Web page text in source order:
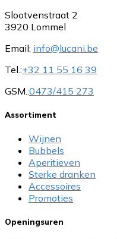
Slootvenstraat 2
3920 Lommel
Email: info@lucani.be
Tel.:+32 11 55 16 39
GSM.:0473/415 273
Assortiment
Wijnen
Bubbels
Aperitieven
Sterke dranken
Accessoires
Promoties
Openingsuren